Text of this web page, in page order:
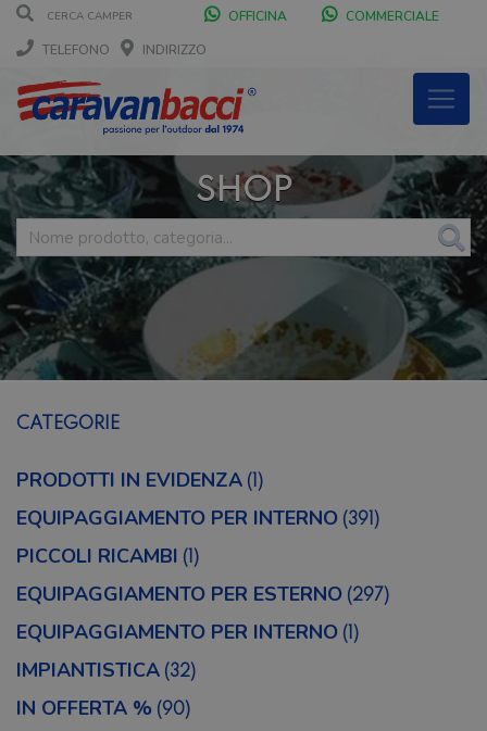
OFFICINA
COMMERCIALE
TELEFONO
INDIRIZZO
SHOP
CATEGORIE
PRODOTTI IN EVIDENZA (1)
EQUIPAGGIAMENTO PER INTERNO (391)
IMPIANTISTICA (32)
PICCOLI RICAMBI (1)
EQUIPAGGIAMENTO PER ESTERNO (297)
IN OFFERTA % (90)
EQUIPAGGIAMENTO PER INTERNO (1)